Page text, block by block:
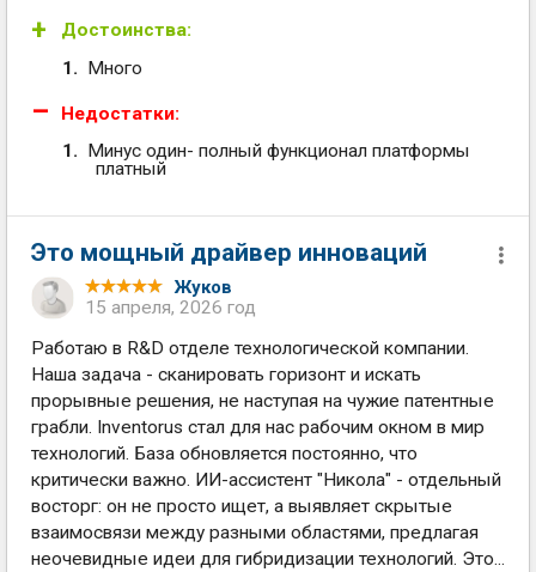
Достоинства:
Много
Недостатки:
Минус один- полный функционал платформы
платный
Это мощный драйвер инноваций
Жуков
15 апреля, 2026 год
Работаю в R&D отделе технологической компании.
Наша задача - сканировать горизонт и искать
прорывные решения, не наступая на чужие патентные
грабли. Inventorus стал для нас рабочим окном в мир
технологий. База обновляется постоянно, что
критически важно. ИИ-ассистент "Никола" - отдельный
восторг: он не просто ищет, а выявляет скрытые
взаимосвязи между разными областями, предлагая
неочевидные идеи для гибридизации технологий. Это...